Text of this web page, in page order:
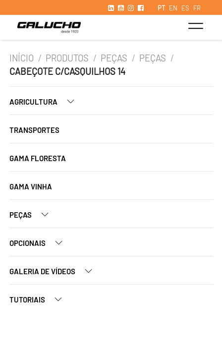
PT EN ES FR
INÍCIO / PRODUTOS / PEÇAS / PEÇAS /
CABEÇOTE C/CASQUILHOS 14
AGRICULTURA
TRANSPORTES
GAMA FLORESTA
GAMA VINHA
PEÇAS
OPCIONAIS
GALERIA DE VÍDEOS
TUTORIAIS